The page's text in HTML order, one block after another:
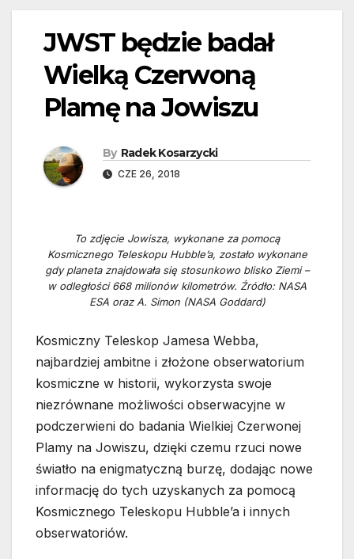
JWST będzie badał
Wielką Czerwoną
Plamę na Jowiszu
By Radek Kosarzycki
CZE 26, 2018
To zdjęcie Jowisza, wykonane za pomocą
Kosmicznego Teleskopu Hubble’a, zostało wykonane
gdy planeta znajdowała się stosunkowo blisko Ziemi –
w odległości 668 milionów kilometrów. Źródło: NASA
ESA oraz A. Simon (NASA Goddard)
Kosmiczny Teleskop Jamesa Webba,
najbardziej ambitne i złożone obserwatorium
kosmiczne w historii, wykorzysta swoje
niezrównane możliwości obserwacyjne w
podczerwieni do badania Wielkiej Czerwonej
Plamy na Jowiszu, dzięki czemu rzuci nowe
światło na enigmatyczną burzę, dodając nowe
informację do tych uzyskanych za pomocą
Kosmicznego Teleskopu Hubble’a i innych
obserwatoriów.